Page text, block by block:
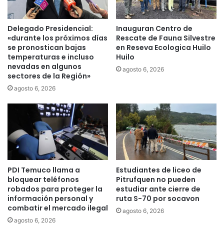
o
m
a
s
d
e
C
y
M
e
l
i
p
e
u
c
a
A
r
a
u
c
a
n
s
c
a
t
a
a
f
m
Delegado Presidencial:
«durante los próximos días
se pronostican bajas
temperaturas e incluso
nevadas en algunos
sectores de la Región»
agosto 6, 2026
Inauguran Centro de
Rescate de Fauna Silvestre
en Reseva Ecologica Huilo
Huilo
agosto 6, 2026
PDI Temuco llama a
bloquear teléfonos
robados para proteger la
información personal y
combatir el mercado ilegal
agosto 6, 2026
Estudiantes de liceo de
Pitrufquen no pueden
estudiar ante cierre de
ruta S-70 por socavon
agosto 6, 2026